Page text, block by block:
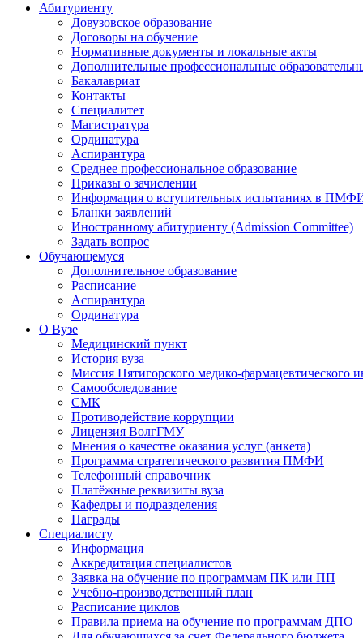
Абитуриенту
Довузовское образование
Договоры на обучение
Нормативные документы и локальные акты
Дополнительные профессиональные
Бакалавриат
Контакты
Специалитет
Магистратура
Ординатура
Аспирантура
Среднее профессиональное образование
Приказы о зачислении
Информация о вступительных испытаниях в
Бланки заявлений
Иностранному абитуриенту (Admission Committee)
Задать вопрос
Обучающемуся
Дополнительное образование
Расписание
Аспирантура
Ординатура
О Вузе
Медицинский пункт
История вуза
Миссия Пятигорского медико-фармацевтического
Самообследование
СМК
Противодействие коррупции
Лицензия ВолгГМУ
Мнения о качестве оказания услуг (анкета)
Программа стратегического развития ПМФИ
Телефонный справочник
Платёжные реквизиты вуза
Кафедры и подразделения
Награды
Специалисту
Информация
Аккредитация специалистов
Заявка на обучение по программам ПК или ПП
Учебно-производственный план
Расписание циклов
Правила приема на обучение по программам ДПО